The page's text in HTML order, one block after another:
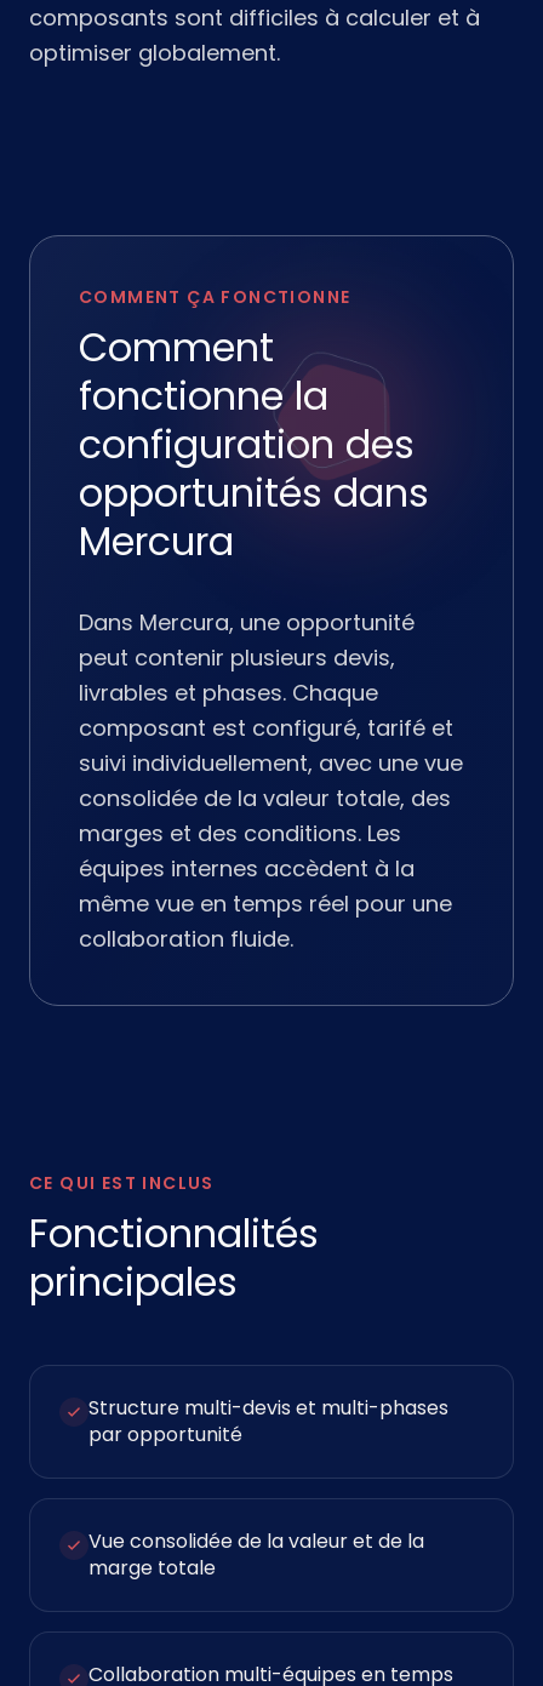
composants sont difficiles à calculer et à
optimiser globalement.
COMMENT ÇA FONCTIONNE
Comment
fonctionne la
configuration des
opportunités dans
Mercura
Dans Mercura, une opportunité
peut contenir plusieurs devis,
livrables et phases. Chaque
composant est configuré, tarifé et
suivi individuellement, avec une vue
consolidée de la valeur totale, des
marges et des conditions. Les
équipes internes accèdent à la
même vue en temps réel pour une
collaboration fluide.
CE QUI EST INCLUS
Fonctionnalités
principales
Structure multi-devis et multi-phases
par opportunité
Vue consolidée de la valeur et de la
marge totale
Collaboration multi-équipes en temps